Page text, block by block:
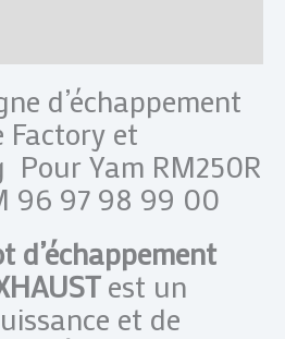
d’échappement
Factory et
Pour Yam RM250R
96 97 98 99 00
d’échappement
est un
et de